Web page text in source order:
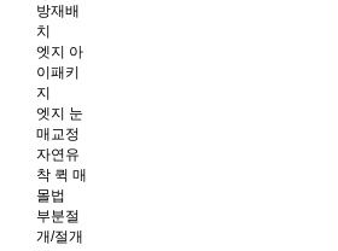
방재배
치
엣지 아
이패키
지
엣지 눈
매교정
자연유
착 퀵 매
몰법
부분절
개/절개